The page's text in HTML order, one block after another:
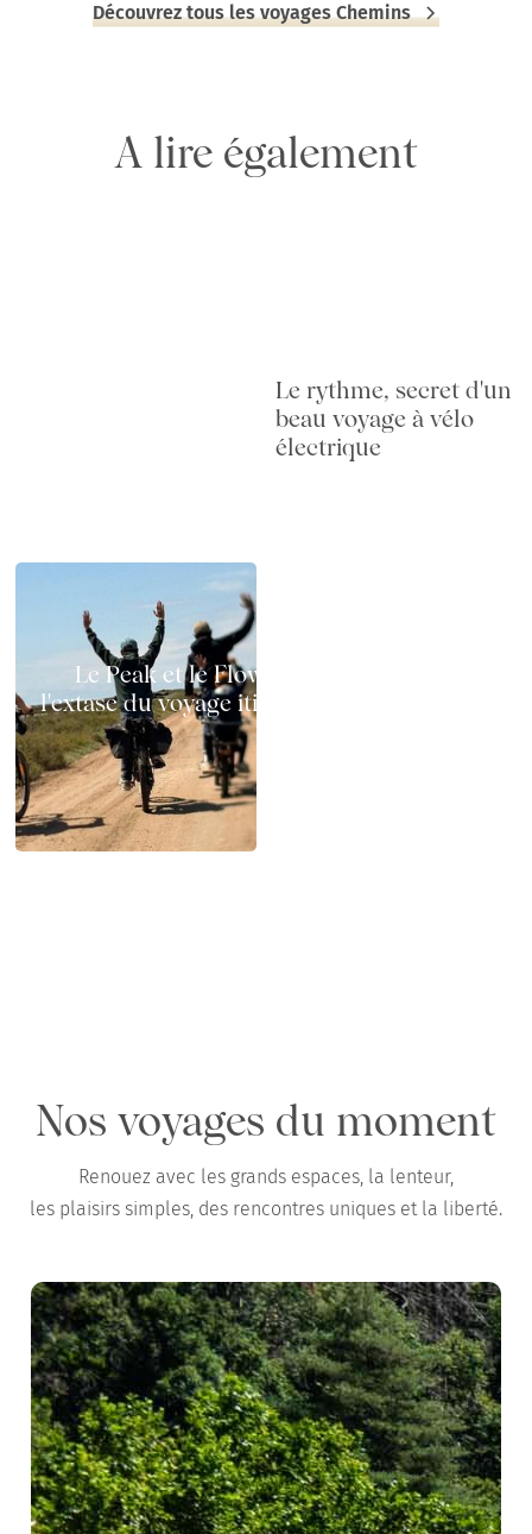
Découvrez tous les voyages Chemins
A lire également
Le rythme, secret d'un
beau voyage à vélo
électrique
Le Peak et le Flow à vélo électrique :
l'extase du voyage itinérant sur deux roues
Nos voyages du moment
Renouez avec les grands espaces, la lenteur,
les plaisirs simples, des rencontres uniques et la liberté.